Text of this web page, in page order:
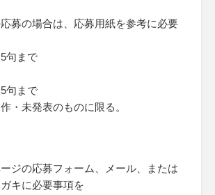
募の場合は、応募用紙を参考に必要
句まで
句まで
・未発表のものに限る。
ジの応募フォーム、メール、または
キに必要事項を